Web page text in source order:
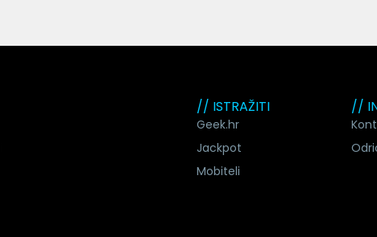
// ISTRAŽITI
Geek.hr
Jackpot
Mobiteli
//